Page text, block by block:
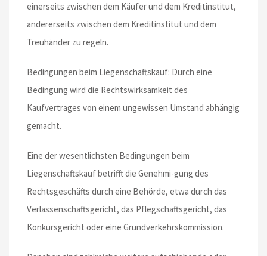
einerseits zwischen dem Käufer und dem Kreditinstitut,
andererseits zwischen dem Kreditinstitut und dem
Treuhänder zu regeln.
Bedingungen beim Liegenschaftskauf: Durch eine
Bedingung wird die Rechtswirksamkeit des
Kaufvertrages von einem ungewissen Umstand abhängig
gemacht.
Eine der wesentlichsten Bedingungen beim
Liegenschaftskauf betrifft die Genehmi-gung des
Rechtsgeschäfts durch eine Behörde, etwa durch das
Verlassenschaftsgericht, das Pflegschaftsgericht, das
Konkursgericht oder eine Grundverkehrskommission.